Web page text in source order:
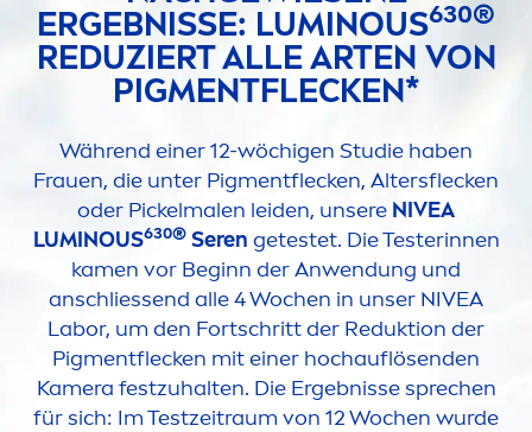
ERGEBNISSE: LUMINOUS630®
REDUZIERT ALLE ARTEN VON
PIGMENTFLECKEN*
Während einer 12-wöchigen Studie haben
Frauen, die unter Pigmentflecken, Altersflecken
oder Pickelmalen leiden, unsere NIVEA
LUMINOUS630®Seren getestet. Die Testerinnen
kamen vor Beginn der Anwendung und
anschliessend alle 4 Wochen in unser NIVEA
Labor, um den Fortschritt der Reduktion der
Pigmentflecken mit einer hochauflösenden
Kamera festzuhalten. Die Ergebnisse sprechen
für sich: Im Testzeitraum von 12 Wochen wurde